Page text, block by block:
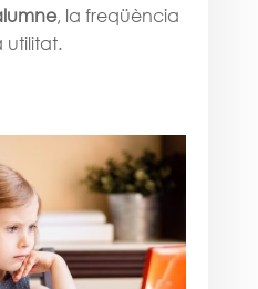
, la freqüència
utilitat.